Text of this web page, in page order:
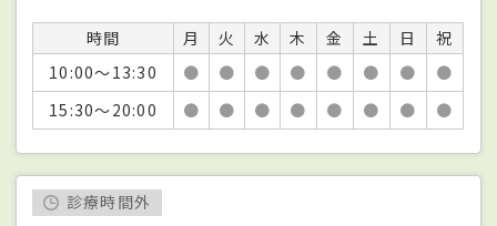
時間 月 火 水 木 金 土 日
祝
10:00～13:30
● ● ● ● ● ● ●
●
15:30～20:00
● ● ● ● ● ● ● ●
診療時間外